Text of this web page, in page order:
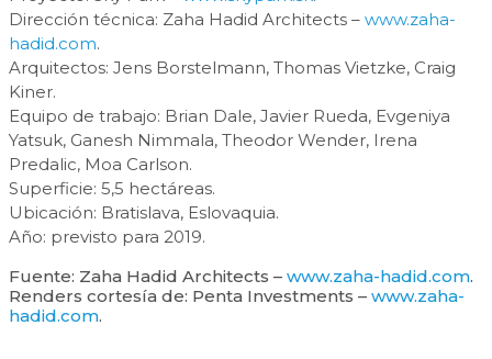
Dirección técnica: Zaha Hadid Architects – www.zaha-
hadid.com.
Arquitectos: Jens Borstelmann, Thomas Vietzke, Craig
Kiner.
Equipo de trabajo: Brian Dale, Javier Rueda, Evgeniya
Yatsuk, Ganesh Nimmala, Theodor Wender, Irena
Predalic, Moa Carlson.
Superficie: 5,5 hectáreas.
Ubicación: Bratislava, Eslovaquia.
Año: previsto para 2019.
Fuente: Zaha Hadid Architects – www.zaha-hadid.com.
Renders cortesía de: Penta Investments – www.zaha-
hadid.com.